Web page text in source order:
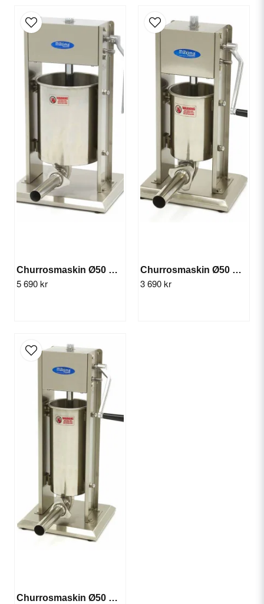
Churrosmaskin Ø50 mm, 10 L - Manuell
5 690 kr
Churrosmaskin Ø50 mm, 3 L - Manuell
3 690 kr
Churrosmaskin Ø50 mm, 5 L - Manuell
email
E-postadress
Ja, ni får publicera min fråga
Skicka fråga